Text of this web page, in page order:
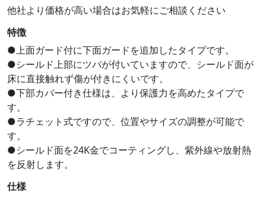
他社より価格が高い場合はお気軽にご相談ください
特徴
●上面ガード付に下面ガードを追加したタイプです。
●シールド上部にツバが付いていますので、シールド面が
床に直接触れず傷が付きにくいです。
●下部カバー付き仕様は、より保護力を高めたタイプで
す。
●ラチェット式ですので、位置やサイズの調整が可能で
す。
●シールド面を24K金でコーティングし、紫外線や放射熱
を反射します。
仕様